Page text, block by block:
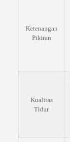
Ketenangan
Pikiran
Kualitas
Tidur